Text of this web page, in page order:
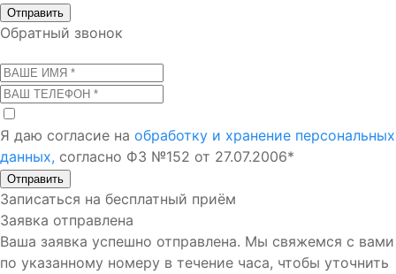
Отправить
Обратный звонок
Я даю согласие на обработку и хранение персональных
данных, согласно ФЗ №152 от 27.07.2006*
Отправить
Записаться на бесплатный приём
Заявка отправлена
Ваша заявка успешно отправлена. Мы свяжемся с вами
по указанному номеру в течение часа, чтобы уточнить